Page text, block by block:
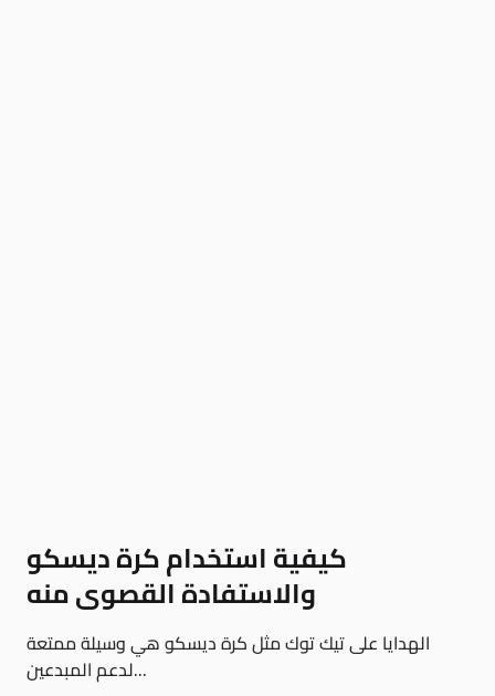
كيفية استخدام كرة ديسكو
والاستفادة القصوى منه
الهدايا على تيك توك مثل كرة ديسكو هي وسيلة ممتعة
لدعم المبدعين...